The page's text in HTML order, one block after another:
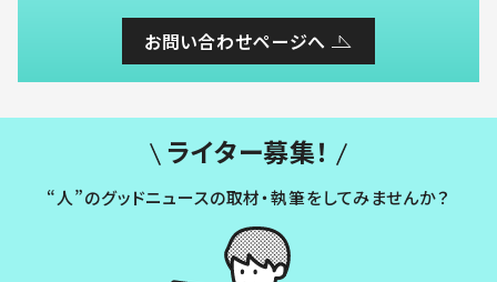
お問い合わせページへ
ライター募集！
“人”のグッドニュースの取材・執筆をしてみませんか？